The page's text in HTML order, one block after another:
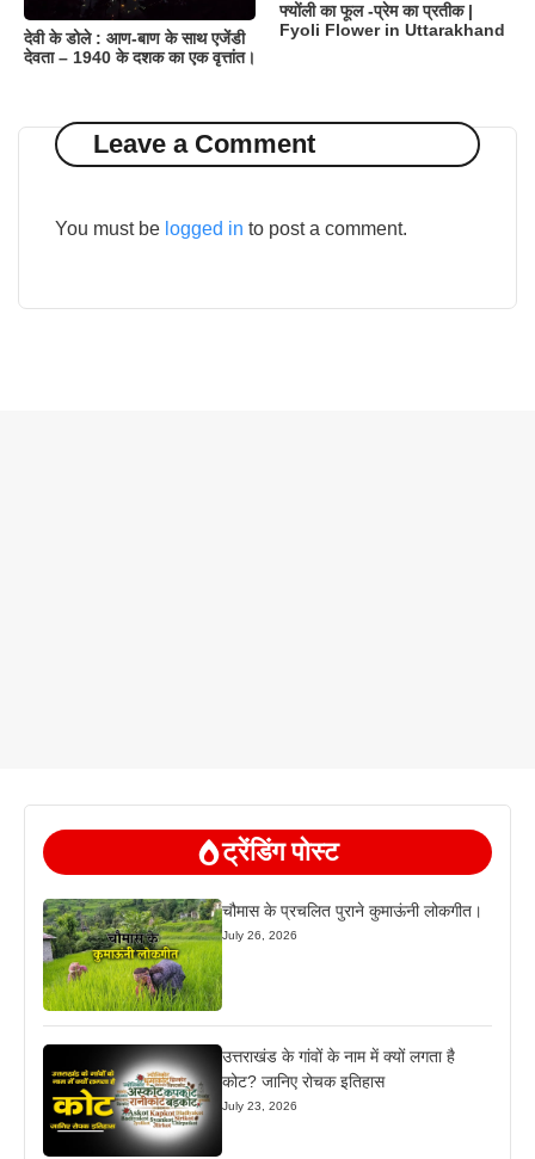
देवी के डोले : आण-बाण के साथ एजेंडी
देवता – 1940 के दशक का एक वृत्तांत।
फ्योंली का फूल -प्रेम का प्रतीक |
Fyoli Flower in Uttarakhand
Leave a Comment
You must be logged in to post a comment.
ट्रेंडिंग पोस्ट
चौमास के प्रचलित पुराने कुमाऊंनी लोकगीत।
July 26, 2026
उत्तराखंड के गांवों के नाम में क्यों लगता है
कोट? जानिए रोचक इतिहास
July 23, 2026